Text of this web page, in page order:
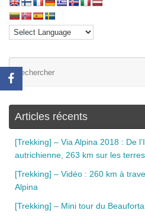
Articles récents
[Trekking] – Via Alpina 2018 : De
autrichienne, 263 km sur les
[Trekking] – Vidéo : 260 km à
Alpina
[Trekking] – Mini tour du